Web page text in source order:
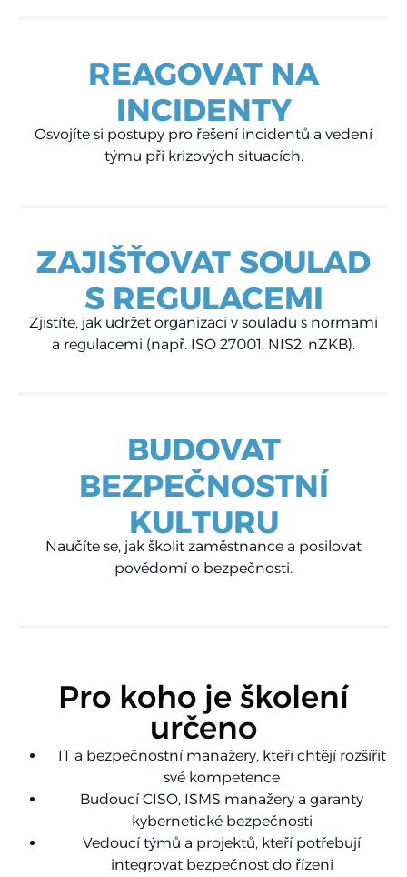
REAGOVAT NA
INCIDENTY
Osvojíte si postupy pro řešení incidentů a vedení
týmu při krizových situacích.
ZAJIŠŤOVAT SOULAD
S REGULACEMI
Zjistíte, jak udržet organizaci v souladu s normami
a regulacemi (např. ISO 27001, NIS2, nZKB).
BUDOVAT
BEZPEČNOSTNÍ
KULTURU
Naučíte se, jak školit zaměstnance a posilovat
povědomí o bezpečnosti.
Pro koho je školení
určeno
IT a bezpečnostní manažery, kteří chtějí rozšířit
své kompetence
Budoucí CISO, ISMS manažery a garanty
kybernetické bezpečnosti
Vedoucí týmů a projektů, kteří potřebují
integrovat bezpečnost do řízení